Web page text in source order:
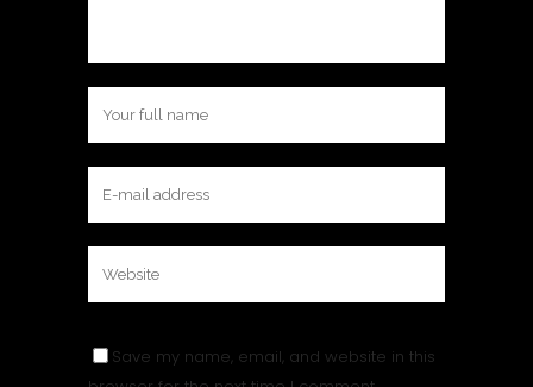
Save my name, email, and website in this